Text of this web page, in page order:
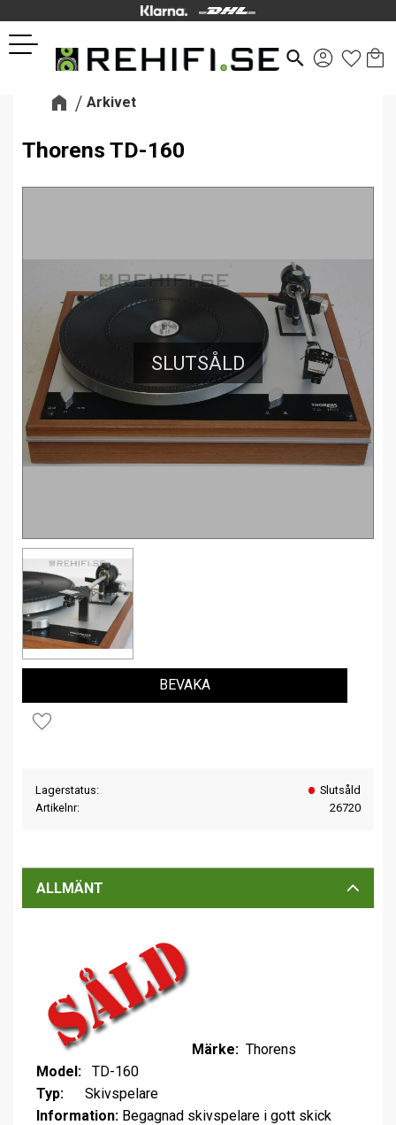
Meny
search
Arkivet
Thorens TD-160
SLUTSÅLD
Lägg till i favoriter
BEVAKA
Lagerstatus
Slutsåld
Artikelnr
26720
ALLMÄNT
Märke: Thorens
Model:
TD-160
Typ:
Skivspelare
Information: Begagnad skivspelare i gott skick